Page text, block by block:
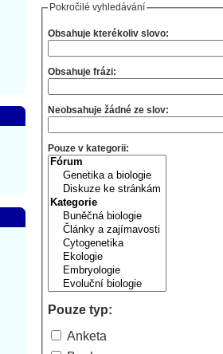
Pokročilé vyhledávání
Obsahuje kterékoliv slovo:
Obsahuje frázi:
Neobsahuje žádné ze slov:
Pouze v kategorii:
Pouze typ:
Anketa